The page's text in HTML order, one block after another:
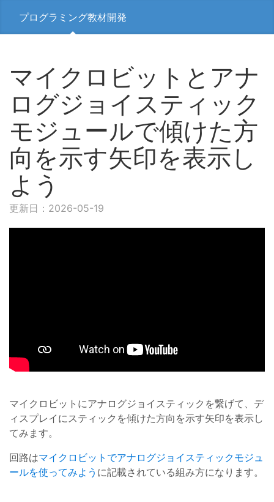
プログラミング教材開発
マイクロビットとアナ
ログジョイスティック
モジュールで傾けた方
向を示す矢印を表示し
よう
更新日：2026-05-19
マイクロビットにアナログジョイスティックを繋げて、デ
ィスプレイにスティックを傾けた方向を示す矢印を表示し
てみます。
回路はマイクロビットでアナログジョイスティックモジュ
ールを使ってみよう に記載されている組み方になります。